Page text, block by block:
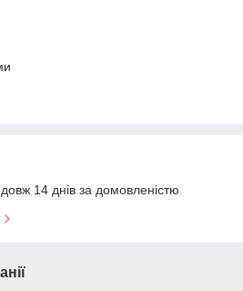
14 днів за домовленістю